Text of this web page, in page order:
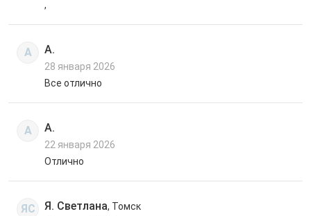
,
А А.
28 января 2026
Все отлично
А А.
22 января 2026
Отлично
ЯС Я. Светлана, Томск